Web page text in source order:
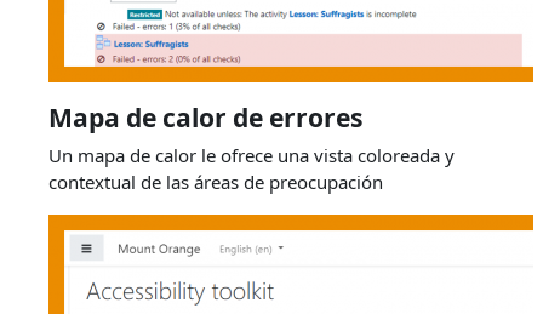
Mapa de calor de errores
Un mapa de calor le ofrece una vista coloreada y
contextual de las áreas de preocupación